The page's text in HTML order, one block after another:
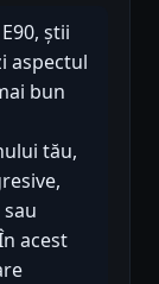
știi
aspectul
bun
tău,
acest